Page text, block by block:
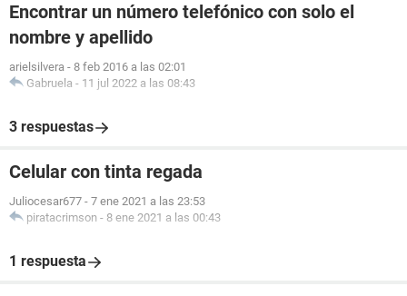
Encontrar un número telefónico con solo el
nombre y apellido
arielsilvera - 8 feb 2016 a las 02:01
Gabruela - 11 jul 2022 a las 08:43
3 respuestas
Celular con tinta regada
Juliocesar677 - 7 ene 2021 a las 23:53
piratacrimson - 8 ene 2021 a las 00:43
1 respuesta